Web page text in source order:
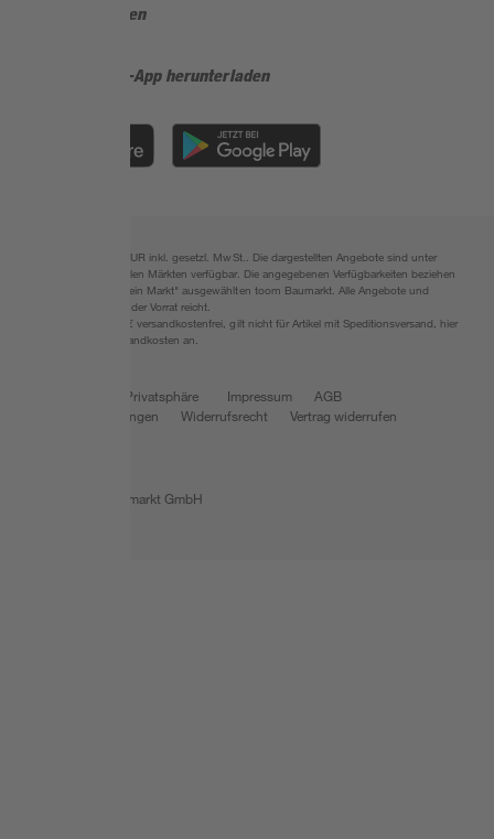
Sicher einkaufen
Jetzt die toom-App herunterladen
Alle Preisangaben in EUR inkl. gesetzl. MwSt.. Die dargestellten Angebote sind unter
Umständen nicht in allen Märkten verfügbar. Die angegebenen Verfügbarkeiten beziehen
sich auf den unter "Mein Markt" ausgewählten toom Baumarkt. Alle Angebote und
Produkte nur solange der Vorrat reicht.
*Paketversand ab 59 € versandkostenfrei, gilt nicht für Artikel mit Speditionsversand, hier
fallen zusätzliche Versandkosten an.
Privatsphäre Impressum
AGB
Nutzungsbedingungen
Widerrufsrecht
Vertrag widerrufen
© 2026 toom Baumarkt GmbH